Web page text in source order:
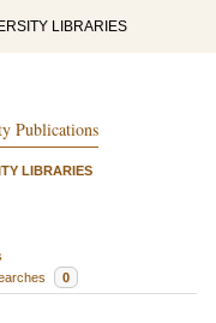
LIBRARIES
Publications
LIBRARIES
0